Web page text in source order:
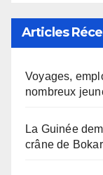
Articles
Voyages,
nombreux
La Guinée
crâne de